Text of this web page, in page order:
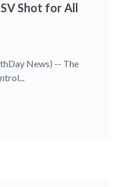
Shot for All
News) -- The